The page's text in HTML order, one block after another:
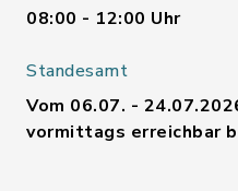
08:00 - 12:00 Uhr
Standesamt
Vom 06.07. -
vormittags erreichbar